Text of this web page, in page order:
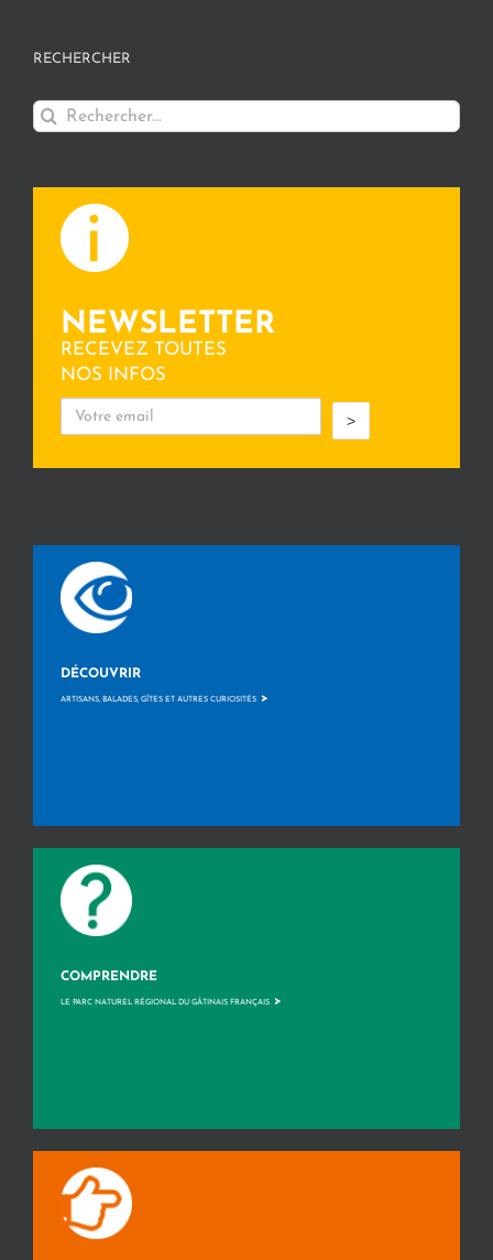
RECHERCHER
Rechercher:
NEWSLETTER
RECEVEZ TOUTES
NOS INFOS
>
DÉCOUVRIR
ARTISANS, BALADES, GÎTES ET AUTRES CURIOSITÉS >
COMPRENDRE
LE PARC NATUREL RÉGIONAL DU GÂTINAIS FRANÇAIS >